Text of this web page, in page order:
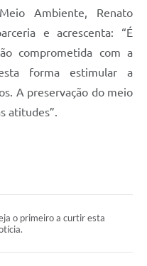
Ambiente, Renato
e acrescenta: “É
comprometida com a
forma estimular a
A preservação do meio
atitudes”.
o primeiro a curtir esta